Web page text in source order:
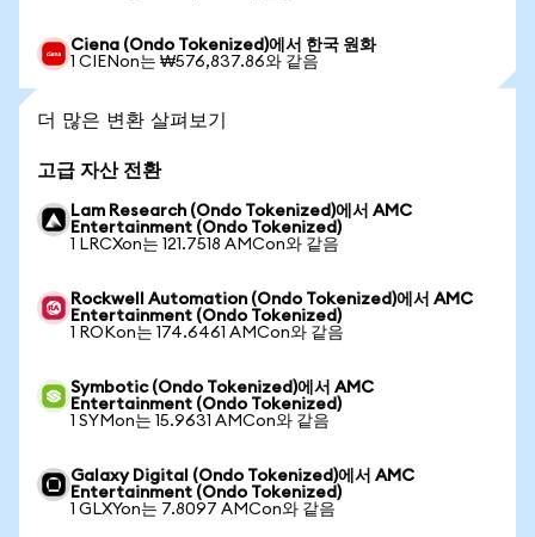
Ciena (Ondo Tokenized)에서 한국 원화
1 CIENon는 ₩576,837.86와 같음
더 많은 변환 살펴보기
고급 자산 전환
Lam Research (Ondo Tokenized)에서 AMC
Entertainment (Ondo Tokenized)
1 LRCXon는 121.7518 AMCon와 같음
Rockwell Automation (Ondo Tokenized)에서 AMC
Entertainment (Ondo Tokenized)
1 ROKon는 174.6461 AMCon와 같음
Symbotic (Ondo Tokenized)에서 AMC
Entertainment (Ondo Tokenized)
1 SYMon는 15.9631 AMCon와 같음
Galaxy Digital (Ondo Tokenized)에서 AMC
Entertainment (Ondo Tokenized)
1 GLXYon는 7.8097 AMCon와 같음